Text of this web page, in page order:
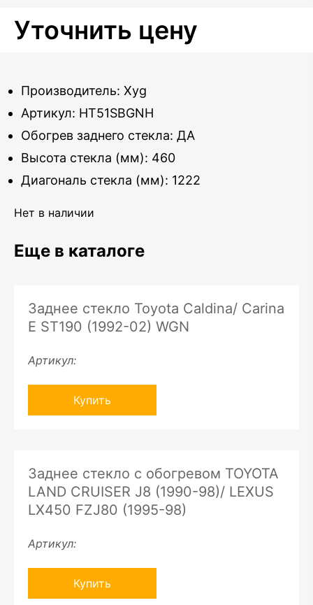
Уточнить цену
Производитель: Xyg
Артикул: HT51SBGNH
Обогрев заднего стекла: ДА
Высота стекла (мм): 460
Диагональ стекла (мм): 1222
Нет в наличии
Еще в каталоге
Заднее стекло Toyota Caldina/ Carina
E ST190 (1992-02) WGN
Артикул:
Купить
Заднее стекло с обогревом TOYOTA
LAND CRUISER J8 (1990-98)/ LEXUS
LX450 FZJ80 (1995-98)
Артикул:
Купить